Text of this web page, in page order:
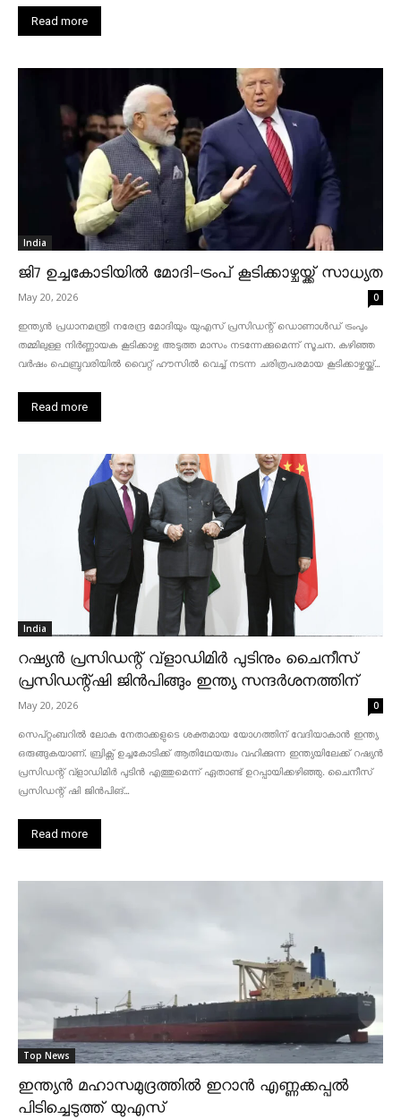
Read more
India
ജി7 ഉച്ചകോടിയിൽ മോദി-ട്രംപ് കൂടിക്കാഴ്ചയ്ക്ക് സാധ്യത
May 20, 2026 0
ഇന്ത്യൻ പ്രധാനമന്ത്രി നരേന്ദ്ര മോദിയും യുഎസ് പ്രസിഡന്റ് ഡൊണാൾഡ് ട്രംപും
തമ്മിലുള്ള നിർണ്ണായക കൂടിക്കാഴ്ച അടുത്ത മാസം നടന്നേക്കുമെന്ന് സൂചന. കഴിഞ്ഞ
വർഷം ഫെബ്രുവരിയിൽ വൈറ്റ് ഹൗസിൽ വെച്ച് നടന്ന ചരിത്രപരമായ കൂടിക്കാഴ്ചയ്ക്ക്...
Read more
India
റഷ്യൻ പ്രസിഡന്റ് വ്‌ളാഡിമിർ പുടിനും ചൈനീസ്
പ്രസിഡന്റ്ഷി ജിൻപിങ്ങും ഇന്ത്യ സന്ദർശനത്തിന്
May 20, 2026 0
സെപ്റ്റംബറിൽ ലോക നേതാക്കളുടെ ശക്തമായ യോഗത്തിന് വേദിയാകാൻ ഇന്ത്യ
ഒരുങ്ങുകയാണ്. ബ്രിക്സ് ഉച്ചകോടിക്ക് ആതിഥേയത്വം വഹിക്കുന്ന ഇന്ത്യയിലേക്ക് റഷ്യൻ
പ്രസിഡന്റ് വ്‌ളാഡിമിർ പുടിൻ എത്തുമെന്ന് ഏതാണ്ട് ഉറപ്പായിക്കഴിഞ്ഞു. ചൈനീസ്
പ്രസിഡന്റ് ഷി ജിൻപിങ്...
Read more
Top News
ഇന്ത്യൻ മഹാസമുദ്രത്തിൽ ഇറാൻ എണ്ണക്കപ്പൽ
പിടിച്ചെടുത്ത് യുഎസ്